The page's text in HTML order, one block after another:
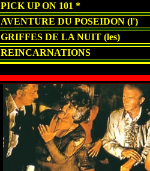
PICK UP ON 101 *
AVENTURE DU POSEIDON (l')
GRIFFES DE LA NUIT (les)
REINCARNATIONS